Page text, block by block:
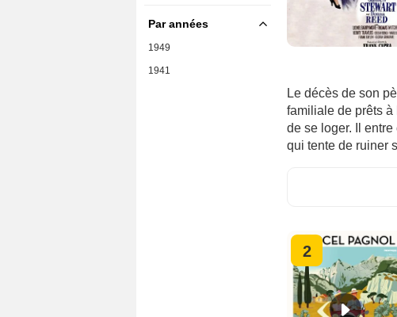
Par années
1949
1941
Le décès de son
familiale de prêts
de se loger. Il
qui tente de ruiner
2